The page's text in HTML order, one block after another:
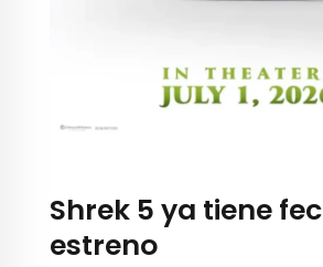
Shrek 5 ya tiene
estreno